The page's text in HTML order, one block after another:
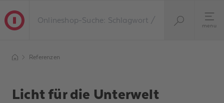
menu
Referenzen
Licht für die Unterwelt